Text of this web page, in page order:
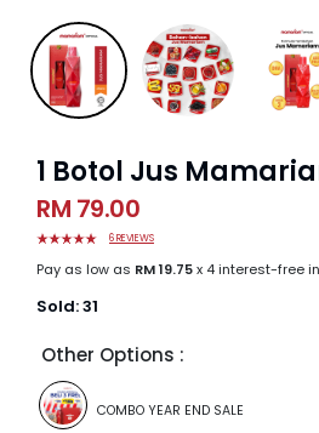
1 Botol Jus
RM 79.00
6 REVIEWS
Pay as low as RM 19.75x 4 interest-free
Sold:31
Other Options :
COMBO YEAR END SALE